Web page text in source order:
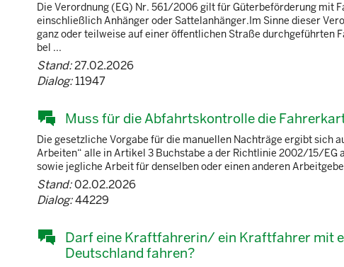
Die Verordnung (EG) Nr. 561/2006 gilt für Güterbeförderung mit
einschließlich Anhänger oder Sattelanhänger.Im Sinne dieser
ganz oder teilweise auf einer öffentlichen Straße durchgeführten
bel ...
Stand:27.02.2026
Dialog:11947
Muss für die Abfahrtskontrolle die
Die gesetzliche Vorgabe für die manuellen Nachträge ergibt sich
Arbeiten“ alle in Artikel 3 Buchstabe a der Richtlinie 2002/15/
sowie jegliche Arbeit für denselben oder einen anderen
Stand:02.02.2026
Dialog:44229
Darf eine Kraftfahrerin/ ein Kraftfahrer mit
Deutschland fahren?